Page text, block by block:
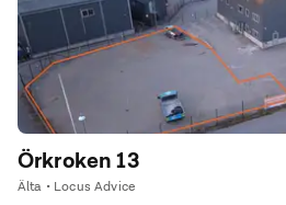
Örkroken 13
Älta • Locus Advice